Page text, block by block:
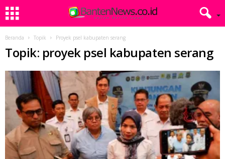
Beranda Topik Proyek psel kabupaten serang
Topik: proyek psel kabupaten serang